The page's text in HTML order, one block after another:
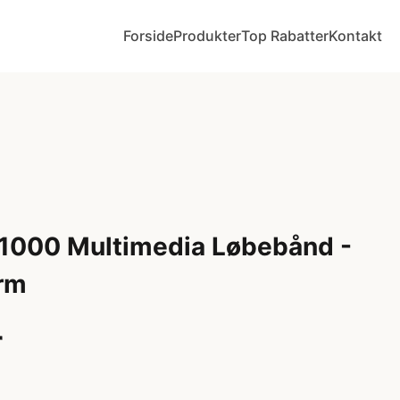
ForsideProdukterTop RabatterKontakt
Multimedia Løbebånd -